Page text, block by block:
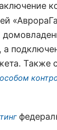
а
Также